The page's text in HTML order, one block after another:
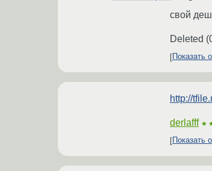
свой
Deleted (
Показать
http://
derlafff
Показать